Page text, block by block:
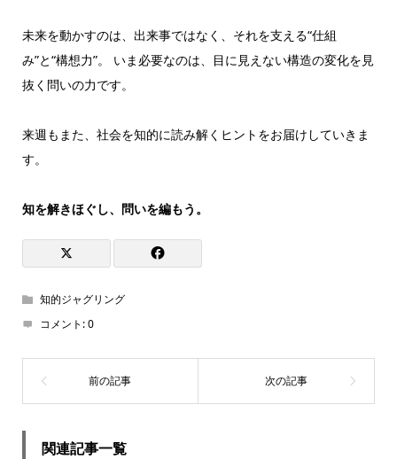
未来を動かすのは、出来事ではなく、それを支える“仕組
み”と“構想力”。 いま必要なのは、目に見えない構造の変化を見
抜く問いの力です。
来週もまた、社会を知的に読み解くヒントをお届けしていきま
す。
知を解きほぐし、問いを編もう。
知的ジャグリング
コメント:0
関連記事一覧